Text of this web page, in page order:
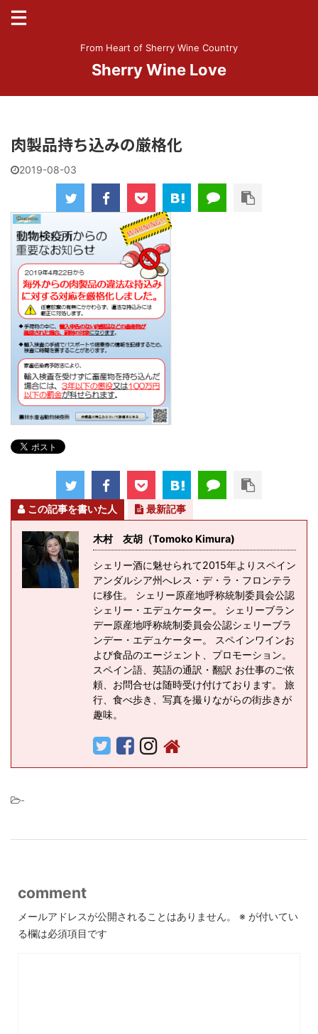
From Heart of Sherry Wine Country
Sherry Wine Love
肉製品持ち込みの厳格化
2019-08-03
この記事を書いた人 最新記事
木村 友胡（Tomoko Kimura)
シェリー酒に魅せられて2015年よりスペイン
アンダルシア州へレス・デ・ラ・フロンテラ
に移住。 シェリー原産地呼称統制委員会公認
シェリー・エデュケーター。 シェリーブラン
デー原産地呼称統制委員会公認シェリーブラ
ンデー・エデュケーター。 スペインワインお
よび食品のエージェント、プロモーション。
スペイン語、英語の通訳・翻訳 お仕事のご依
頼、お問合せは随時受け付けております。 旅
行、食べ歩き、写真を撮りながらの街歩きが
趣味。
-
comment
メールアドレスが公開されることはありません。 ※ が付いてい
る欄は必須項目です